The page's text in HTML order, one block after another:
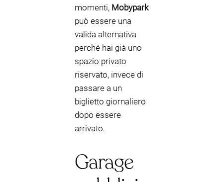
momenti, Mobypark
può essere una
valida alternativa
perché hai già uno
spazio privato
riservato, invece di
passare a un
biglietto giornaliero
dopo essere
arrivato.
Garage